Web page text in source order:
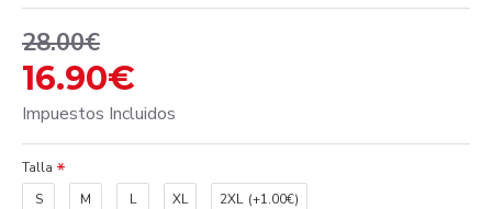
16.90€
28.00€
Impuestos Incluidos
Talla
S
M L XL 2XL (+1.00€)